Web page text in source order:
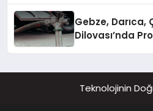
Gebze, Darıca,
Dilovası’nda
Teknolojinin